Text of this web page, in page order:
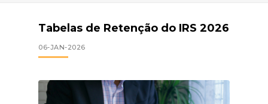
Tabelas de Retenção do IRS 2026
06-JAN-2026